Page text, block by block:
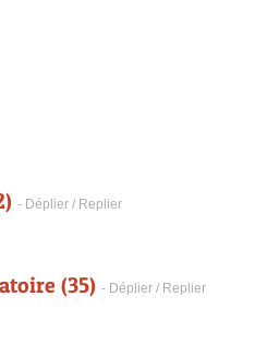
- Déplier / Replier
(35) - Déplier / Replier